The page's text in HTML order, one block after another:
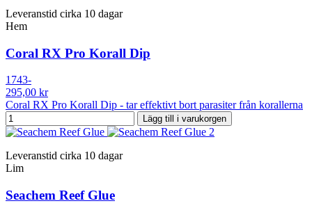
Leveranstid cirka 10 dagar
Hem
Coral RX Pro Korall Dip
1743-
295,00 kr
Coral RX Pro Korall Dip - tar effektivt bort parasiter från korallerna
Lägg till i varukorgen
Leveranstid cirka 10 dagar
Lim
Seachem Reef Glue